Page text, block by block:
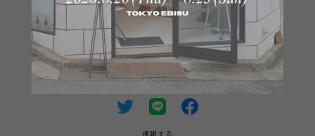
日本国内にお住まいの方向け
SHARE ON